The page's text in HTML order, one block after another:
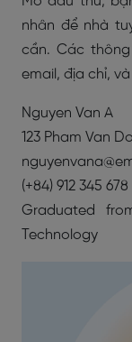
nhân để nhà
cần. Các
email, địa chỉ,
Nguyen Van A
123 Pham Van
(+84) 912 345 678
Graduated
Technology